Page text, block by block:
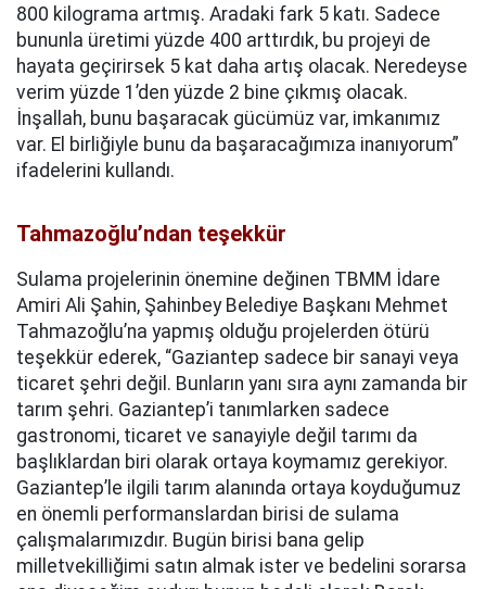
800 kilograma artmış. Aradaki fark 5 katı. Sadece
bununla üretimi yüzde 400 arttırdık, bu projeyi de
hayata geçirirsek 5 kat daha artış olacak. Neredeyse
verim yüzde 1’den yüzde 2 bine çıkmış olacak.
İnşallah, bunu başaracak gücümüz var, imkanımız
var. El birliğiyle bunu da başaracağımıza inanıyorum”
ifadelerini kullandı.
Tahmazoğlu’ndan teşekkür
Sulama projelerinin önemine değinen TBMM İdare
Amiri Ali Şahin, Şahinbey Belediye Başkanı Mehmet
Tahmazoğlu’na yapmış olduğu projelerden ötürü
teşekkür ederek, “Gaziantep sadece bir sanayi veya
ticaret şehri değil. Bunların yanı sıra aynı zamanda bir
tarım şehri. Gaziantep’i tanımlarken sadece
gastronomi, ticaret ve sanayiyle değil tarımı da
başlıklardan biri olarak ortaya koymamız gerekiyor.
Gaziantep’le ilgili tarım alanında ortaya koyduğumuz
en önemli performanslardan birisi de sulama
çalışmalarımızdır. Bugün birisi bana gelip
milletvekilliğimi satın almak ister ve bedelini sorarsa